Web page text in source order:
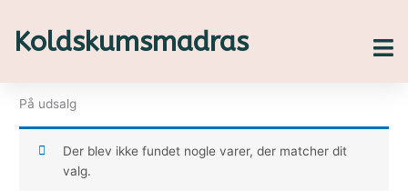
indholdet
Koldskumsmadras
På udsalg
Der blev ikke fundet nogle varer, der matcher dit
valg.